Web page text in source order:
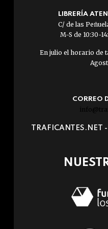
LIBRERÍA
C/ de las
M-S de 10:30-
En julio el horario de
CORREO
TRAFICANTES.NET -